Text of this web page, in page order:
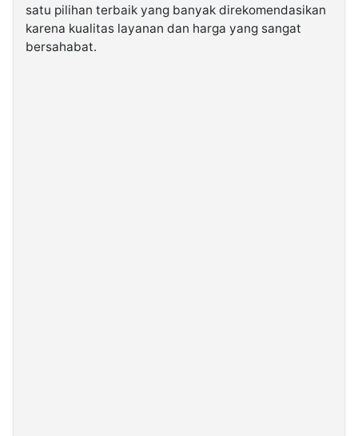
satu pilihan terbaik yang banyak direkomendasikan
karena kualitas layanan dan harga yang sangat
bersahabat.